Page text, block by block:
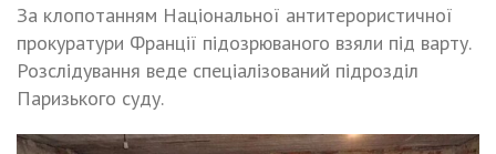
За клопотанням Національної антитерористичної
прокуратури Франції підозрюваного взяли під варту.
Розслідування веде спеціалізований підрозділ
Паризького суду.